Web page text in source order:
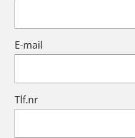
E-mail
Tlf.nr